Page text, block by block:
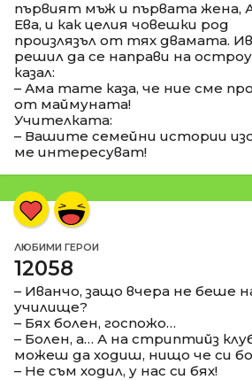
първият мъж и първата жена,
Ева, и как целия човешки род
произлязъл от тях двамата.
решил да се направи на
казал:
– Ама тате каза, че ние сме
от маймуната!
Учителката:
– Вашите семейни истории
ме интересуват!
ЛЮБИМИ ГЕРОИ
12058
– Иванчо, защо вчера не беше
училище?
– Бях болен, госпожо…
– Болен, а… А на стриптийз
можеш да ходиш, нищо че си
– Не съм ходил, у нас си бях!